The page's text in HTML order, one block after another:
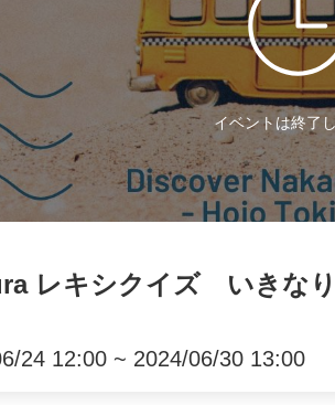
イベントは終了
レキシクイズ いきな
24 12:00 ~ 2024/06/30 13:00